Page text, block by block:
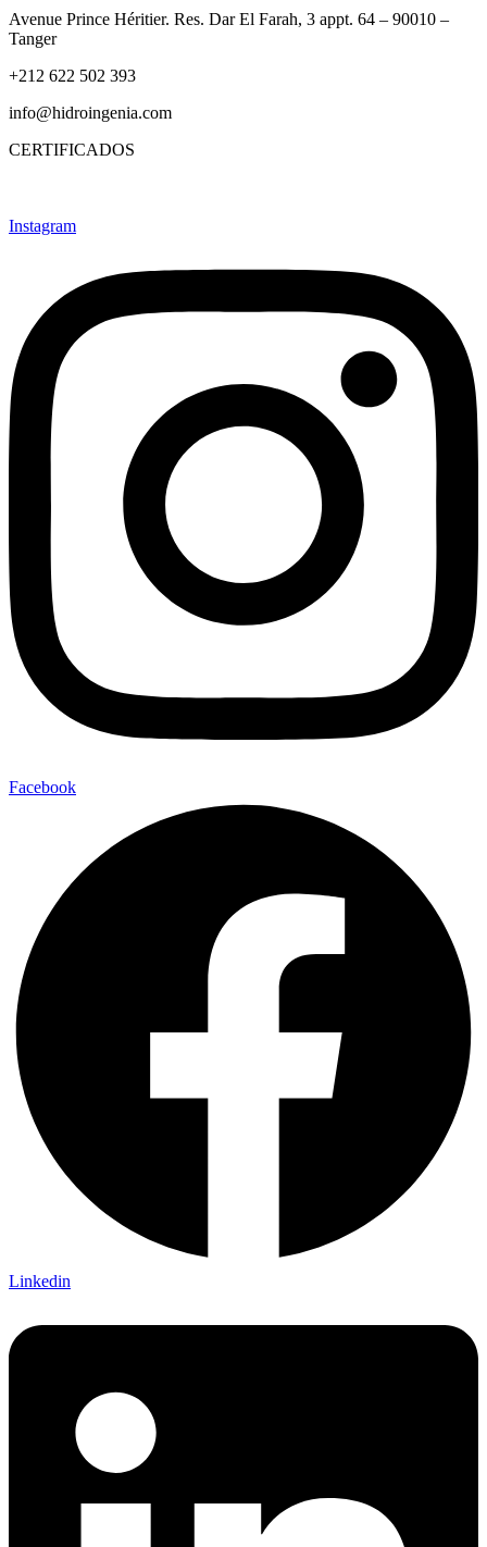
Avenue Prince Héritier. Res. Dar El Farah, 3 appt. 64 – 90010 –
Tanger
+212 622 502 393
info@hidroingenia.com
CERTIFICADOS
Instagram
Facebook
Linkedin